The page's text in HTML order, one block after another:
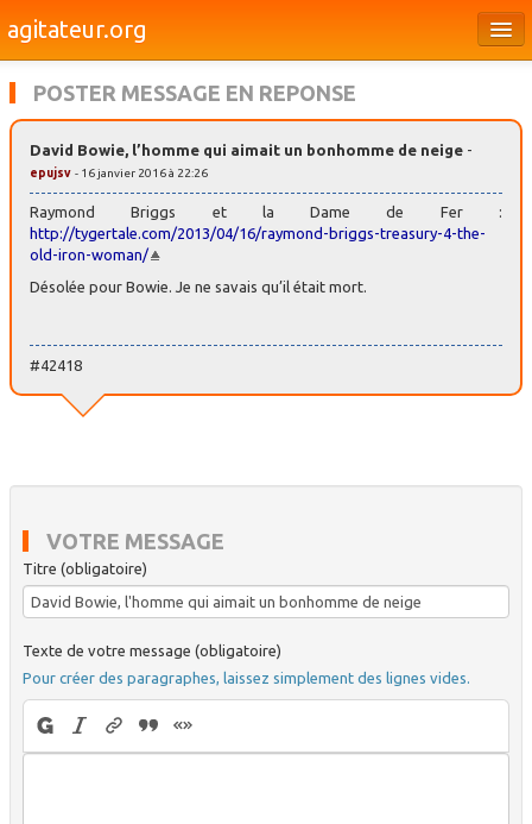
agitateur.org
Bourges & le Cher
Société
Culture
Médias
Brèves
POSTER MESSAGE EN REPONSE
David Bowie, l’homme qui aimait un bonhomme de neige -
epujsv - 16 janvier 2016 à 22:26
Raymond Briggs et la Dame de Fer :
http://tygertale.com/2013/04/16/raymond-briggs-treasury-4-the-
old-iron-woman/
Désolée pour Bowie. Je ne savais qu’il était mort.
#42418
VOTRE MESSAGE
Titre (obligatoire)
Texte de votre message (obligatoire)
Pour créer des paragraphes, laissez simplement des lignes vides.